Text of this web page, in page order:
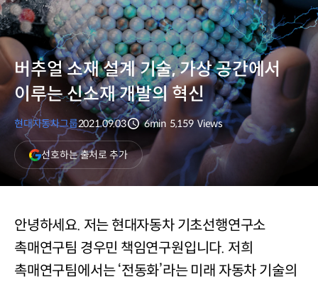
버추얼 소재 설계 기술, 가상 공간에서
이루는 신소재 개발의 혁신
현대자동차그룹2021.09.03
분량
6min 5,159 Views
선호하는 출처로 추가(새
창
열림)
안녕하세요. 저는 현대자동차 기초선행연구소
촉매연구팀 경우민 책임연구원입니다. 저희
촉매연구팀에서는 ‘전동화’라는 미래 자동차 기술의